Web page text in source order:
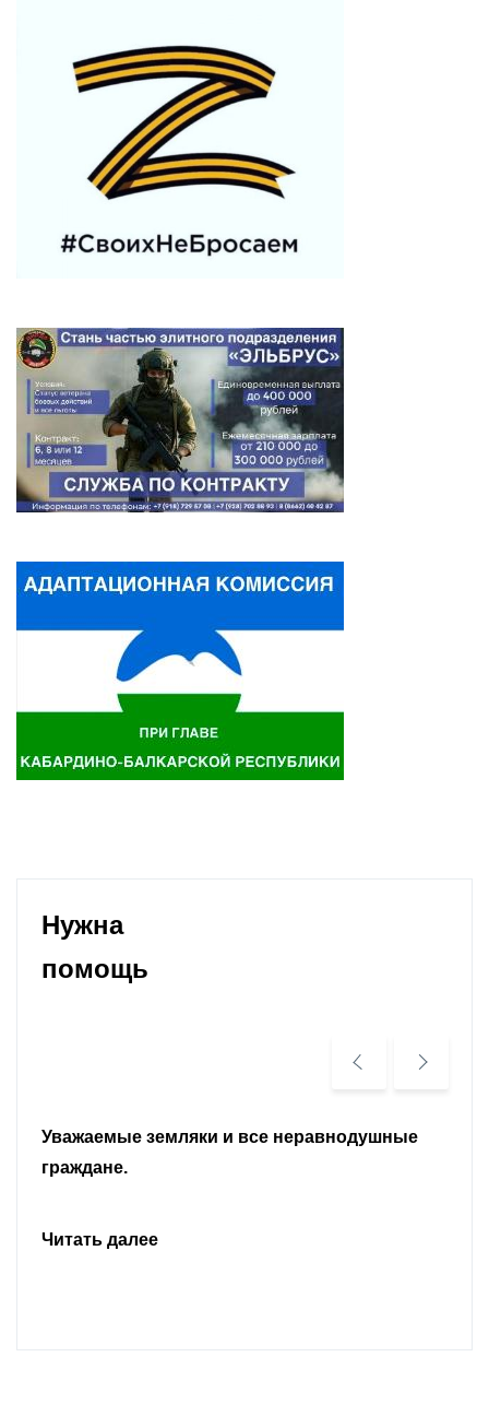
Нужна
помощь
Уважаемые земляки и все неравнодушные
граждане.
Читать далее